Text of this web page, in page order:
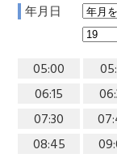
年月日
05:00
06:15
07:30
08:45